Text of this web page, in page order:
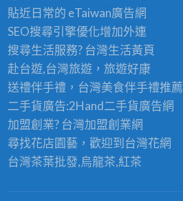
貼近日常的 eTaiwan廣告網
SEO搜尋引擎優化增加外連
搜尋生活服務? 台灣生活黃頁
赴台遊,台灣旅遊，旅遊好康
送禮伴手禮，台灣美食伴手禮推薦
二手貨廣告:2Hand二手貨廣告網
加盟創業? 台灣加盟創業網
尋找花店園藝，歡迎到 台灣花網
台灣茶葉批發,烏龍茶,紅茶